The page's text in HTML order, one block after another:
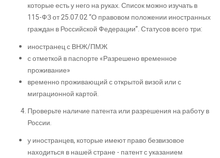
которые есть у него на руках. Список можно изучать в
115-ФЗ от 25.07.02 “О правовом положении иностранных
граждан в Российской Федерации”. Статусов всего три:
иностранец с ВНЖ/ПМЖ
с отметкой в паспорте «Разрешено временное
проживание»
временно проживающий с открытой визой или с
миграционной картой.
Проверьте наличие патента или разрешения на работу в
России.
у иностранцев, которые имеют право безвизовое
находиться в нашей стране - патент с указанием